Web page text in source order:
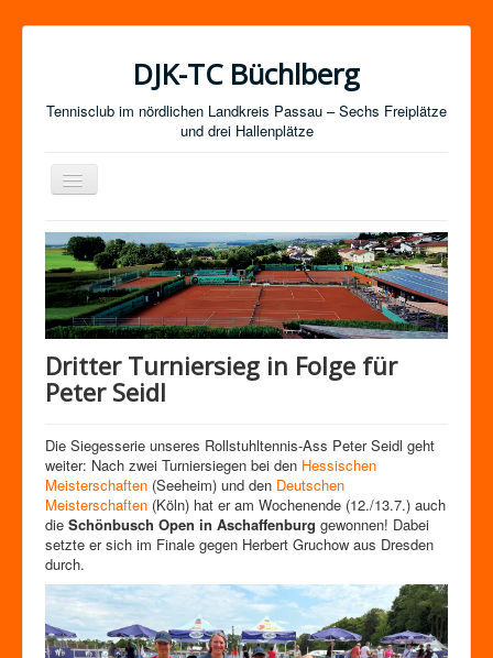
DJK-TC Büchlberg
Tennisclub im nördlichen Landkreis Passau – Sechs Freiplätze
und drei Hallenplätze
Navigation
an/aus
News
Termine
Mitgliedschaft / Kurse
Newsletter-Anmeldung
Mannschaften
Impressum
Zutrittskontrolle
Förderverein
Dritter Turniersieg in Folge für
Peter Seidl
Die Siegesserie unseres Rollstuhltennis-Ass Peter Seidl geht
weiter: Nach zwei Turniersiegen bei den Hessischen
Meisterschaften (Seeheim) und den Deutschen
Meisterschaften (Köln) hat er am Wochenende (12./13.7.) auch
die Schönbusch Open in Aschaffenburg gewonnen! Dabei
setzte er sich im Finale gegen Herbert Gruchow aus Dresden
durch.